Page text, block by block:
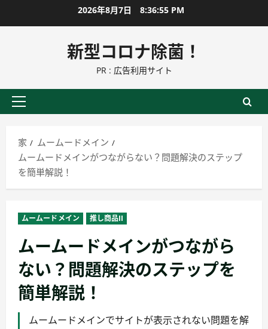
ン
に
2026年8月7日 8:36:56 PM
新型コロナ除菌！
PR : 広告利用サイト
プ
イ
マ
リ
ニ
ュ
ー
家
ムームードメイン
ムームードメインがつながらない？問題解決のステップ
を簡単解説！
ムームードメイン 推し商品II
ムームードメインがつながら
ない？問題解決のステップを
簡単解説！
ムームードメインでサイトが表示されない問題を解